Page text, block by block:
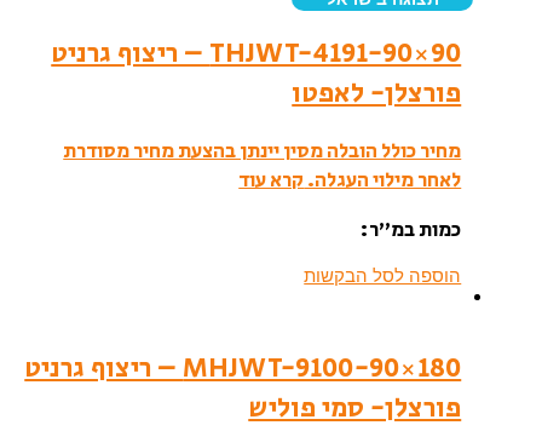
THJWT-4191-90×90 – ריצוף גרניט
פורצלן- לאפטו
מחיר כולל הובלה מסין יינתן בהצעת מחיר מסודרת
לאחר מילוי העגלה. קרא עוד
כמות במ”ר:
הוספה לסל הבקשות
MHJWT-9100-90×180 – ריצוף גרניט
פורצלן- סמי פוליש